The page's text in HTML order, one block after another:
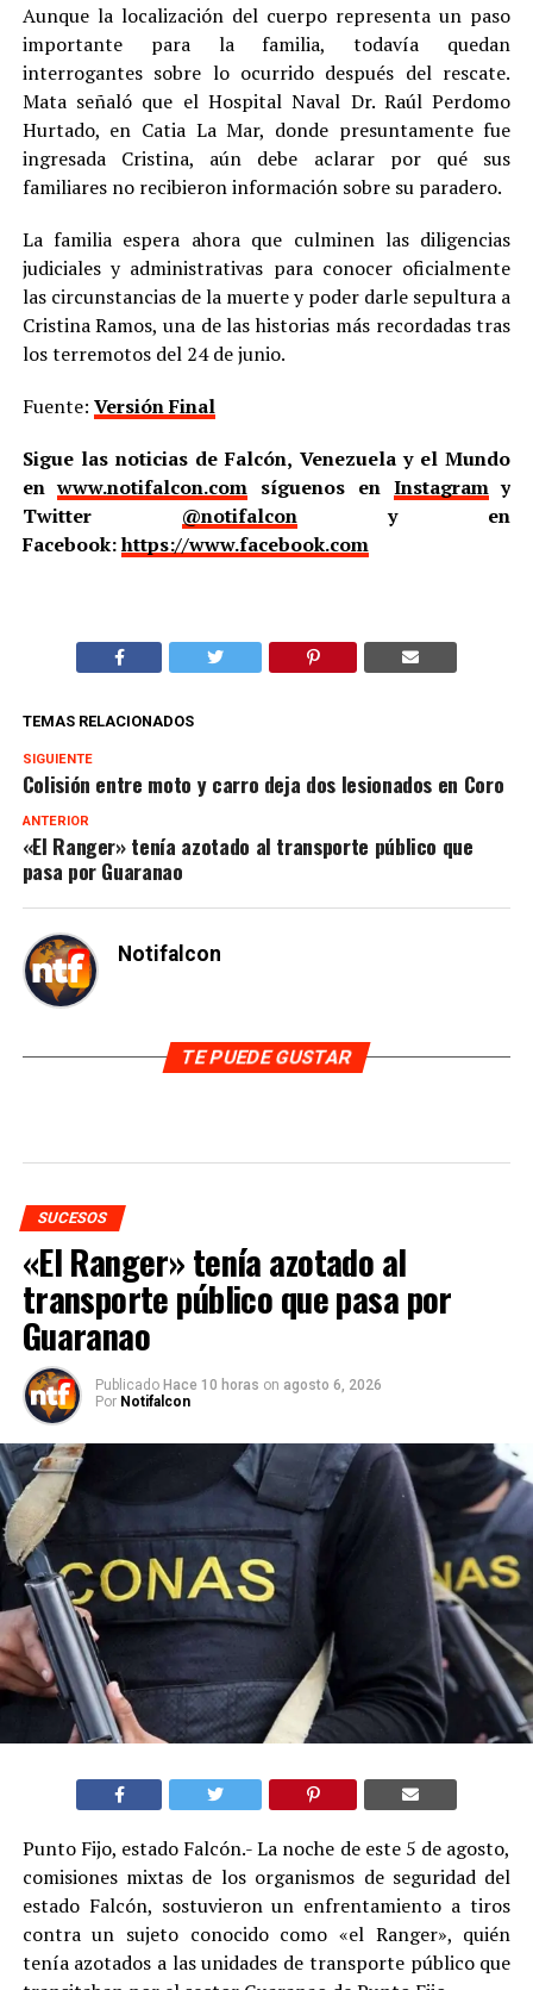
Aunque la localización del cuerpo representa un paso
importante para la familia, todavía quedan
interrogantes sobre lo ocurrido después del rescate.
Mata señaló que el Hospital Naval Dr. Raúl Perdomo
Hurtado, en Catia La Mar, donde presuntamente fue
ingresada Cristina, aún debe aclarar por qué sus
familiares no recibieron información sobre su paradero.
La familia espera ahora que culminen las diligencias
judiciales y administrativas para conocer oficialmente
las circunstancias de la muerte y poder darle sepultura a
Cristina Ramos, una de las historias más recordadas tras
los terremotos del 24 de junio.
Fuente: Versión Final
Sigue las noticias de Falcón, Venezuela y el Mundo
enwww.notifalcon.com síguenos en Instagramy
Twitter @notifalcony en
Facebook:https://www.facebook.com
TEMAS RELACIONADOS
SIGUIENTE
Colisión entre moto y carro deja dos lesionados en Coro
ANTERIOR
«El Ranger» tenía azotado al transporte público que
pasa por Guaranao
Notifalcon
TE PUEDE GUSTAR
SUCESOS
«El Ranger» tenía azotado al
transporte público que pasa por
Guaranao
Publicado Hace 10 horas on agosto 6, 2026
Por Notifalcon
Punto Fijo, estado Falcón.- La noche de este 5 de agosto,
comisiones mixtas de los organismos de seguridad del
estado Falcón, sostuvieron un enfrentamiento a tiros
contra un sujeto conocido como «el Ranger», quién
tenía azotados a las unidades de transporte público que